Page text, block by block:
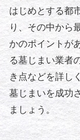
はじめとする都
り、その中から
かのポイントが
る墓じまい業者
き点などを詳し
墓じまいを成功
ましょう。